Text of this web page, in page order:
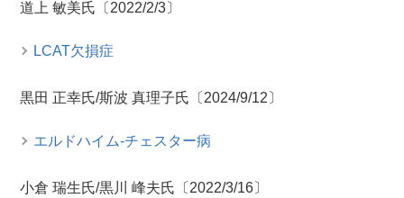
道上 敏美氏〔2022/2/3〕
LCAT欠損症
黒田 正幸氏/斯波 真理子氏〔2024/9/12〕
エルドハイム-チェスター病
小倉 瑞生氏/黒川 峰夫氏〔2022/3/16〕